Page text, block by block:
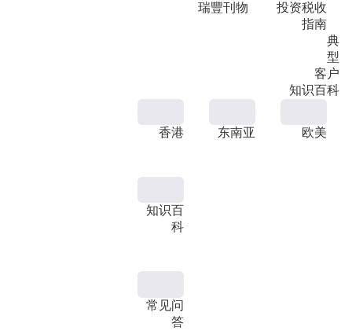
瑞豐刊物
投资税收
指南
典
型
客户
知识百科
香港 东南亚 欧美
知识百
科
常见问
答